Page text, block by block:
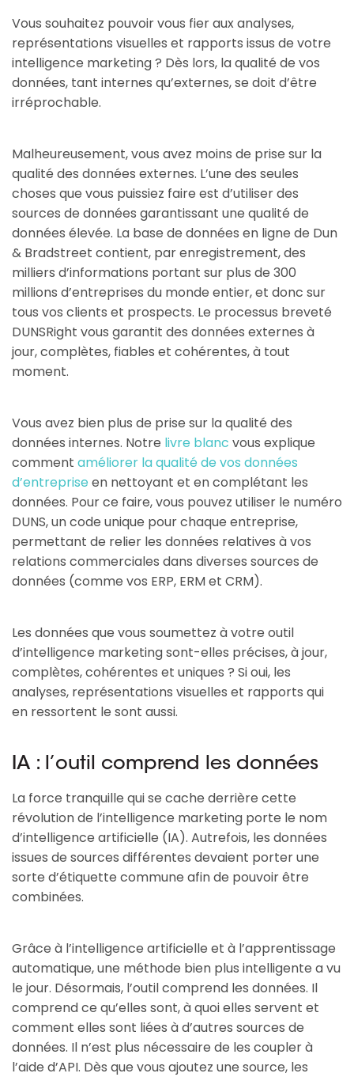
Vous souhaitez pouvoir vous fier aux analyses,
représentations visuelles et rapports issus de votre
intelligence marketing ? Dès lors, la qualité de vos
données, tant internes qu’externes, se doit d’être
irréprochable.
Malheureusement, vous avez moins de prise sur la
qualité des données externes. L’une des seules
choses que vous puissiez faire est d’utiliser des
sources de données garantissant une qualité de
données élevée. La base de données en ligne de Dun
& Bradstreet contient, par enregistrement, des
milliers d’informations portant sur plus de 300
millions d’entreprises du monde entier, et donc sur
tous vos clients et prospects. Le processus breveté
DUNSRight vous garantit des données externes à
jour, complètes, fiables et cohérentes, à tout
moment.
Vous avez bien plus de prise sur la qualité des
données internes. Notre livre blanc vous explique
comment améliorer la qualité de vos données
d’entreprise en nettoyant et en complétant les
données. Pour ce faire, vous pouvez utiliser le numéro
DUNS, un code unique pour chaque entreprise,
permettant de relier les données relatives à vos
relations commerciales dans diverses sources de
données (comme vos ERP, ERM et CRM).
Les données que vous soumettez à votre outil
d’intelligence marketing sont-elles précises, à jour,
complètes, cohérentes et uniques ? Si oui, les
analyses, représentations visuelles et rapports qui
en ressortent le sont aussi.
IA : l’outil comprend les données
La force tranquille qui se cache derrière cette
révolution de l’intelligence marketing porte le nom
d’intelligence artificielle (IA). Autrefois, les données
issues de sources différentes devaient porter une
sorte d’étiquette commune afin de pouvoir être
combinées.
Grâce à l’intelligence artificielle et à l’apprentissage
automatique, une méthode bien plus intelligente a vu
le jour. Désormais, l’outil comprend les données. Il
comprend ce qu’elles sont, à quoi elles servent et
comment elles sont liées à d’autres sources de
données. Il n’est plus nécessaire de les coupler à
l’aide d’API. Dès que vous ajoutez une source, les